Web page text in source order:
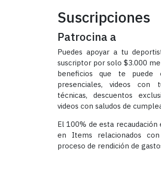
Suscripciones
Patrocina a
Puedes apoyar a tu
suscriptor por solo $3.000
beneficios que te puede
presenciales, videos con
técnicas, descuentos
videos con saludos de
El 100% de esta
en Items relacionados
proceso de rendición de